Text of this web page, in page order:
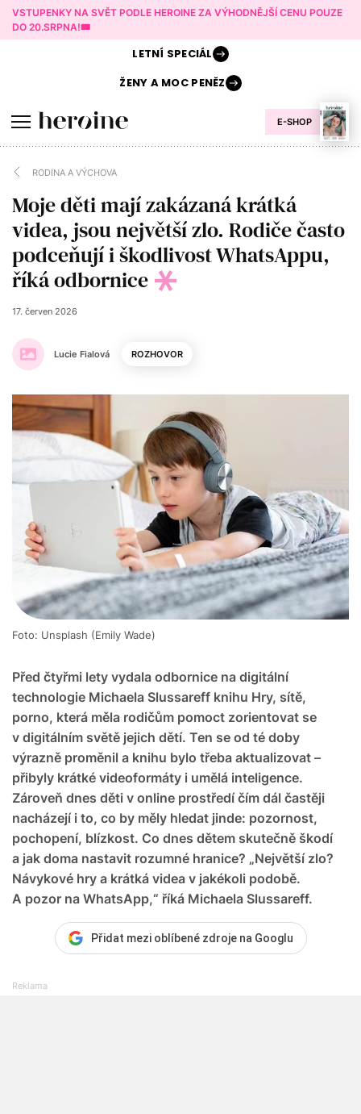
VSTUPENKY NA SVĚT PODLE HEROINE ZA VÝHODNĚJŠÍ CENU POUZE
DO 20.SRPNA!🎟️
E-SHOP
LETNÍ SPECIÁL
ŽENY AMOC PENĚZ
RODINA A VÝCHOVA
Moje děti mají zakázaná krátká
videa, jsou největší zlo. Rodiče často
podceňují i škodlivost WhatsAppu,
říká odbornice
Lucie Fialová
17. červen 2026
ROZHOVOR
Před čtyřmi lety vydala odbornice na digitální
technologie Michaela Slussareff knihu Hry, sítě,
porno, která měla rodičům pomoct zorientovat se
v digitálním světě jejich dětí. Ten se od té doby
výrazně proměnil a knihu bylo třeba aktualizovat –
přibyly krátké videoformáty i umělá inteligence.
Zároveň dnes děti v online prostředí čím dál častěji
nacházejí i to, co by měly hledat jinde: pozornost,
pochopení, blízkost. Co dnes dětem skutečně škodí
a jak doma nastavit rozumné hranice? „Největší zlo?
Návykové hry a krátká videa v jakékoli podobě.
A pozor na WhatsApp,“ říká Michaela Slussareff.
Foto: Unsplash (Emily Wade)
Přidat mezi oblíbené zdroje na Googlu